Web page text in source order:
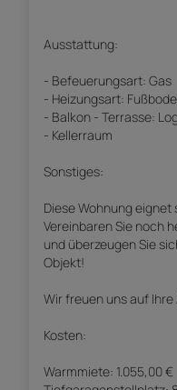
Ausstattung:
- Befeuerungsart: Gas
- Heizungsart:
- Balkon - Terrasse:
- Kellerraum
Sonstiges:
Diese Wohnung eignet
Vereinbaren Sie noch
und überzeugen Sie
Objekt!
Wir freuen uns auf
Kosten:
Warmmiete: 1.055,00 €